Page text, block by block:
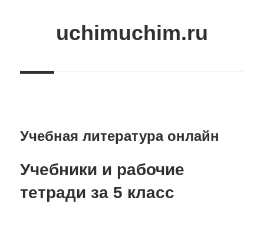
uchimuchim.ru
для
Учебная литература онлайн
Учебники и рабочие
тетради за 5 класс